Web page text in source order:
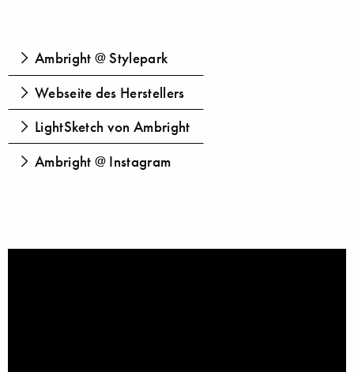
Ambright @ Stylepark
Webseite des Herstellers
LightSketch von Ambright
Ambright @ Instagram